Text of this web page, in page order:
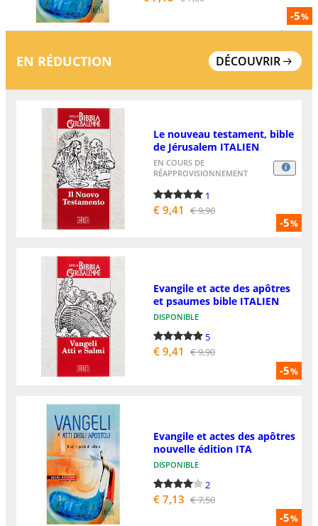
-5%
EN RÉDUCTION DÉCOUVRIR
-5%
Le nouveau testament, bible
de Jérusalem ITALIEN
EN COURS DE
RÉAPPROVISIONNEMENT
1
€ 9,41 € 9,90
-5%
Evangile et acte des apôtres
et psaumes bible ITALIEN
DISPONIBLE
5
€ 9,41 € 9,90
-5%
Evangile et actes des apôtres
nouvelle édition ITA
DISPONIBLE
2
€ 7,13 € 7,50